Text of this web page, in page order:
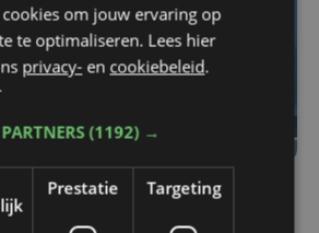
| 18:30
2 augustus
om jouw ervaring op
te optimaliseren. Lees hier
privacy- en cookiebeleid.
(1192) →
Prestatie Targeting